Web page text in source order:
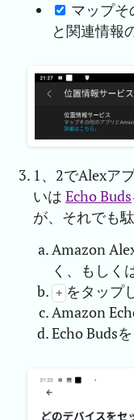
マップ
と関連情報
1、2でAlexア
いは Echo Buds
が、それでも
Amazon
く、もしく
+ をタップ
Amazon
Echo Buds